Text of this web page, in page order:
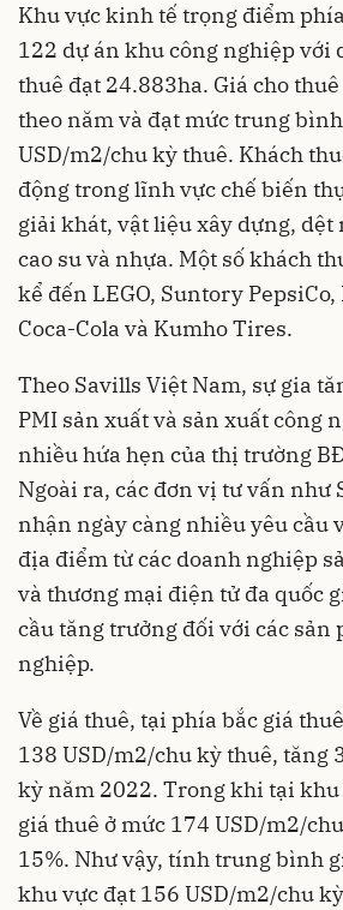
Khu vực kinh tế trọng điểm
122 dự án khu công nghiệp với
thuê đạt 24.883ha. Giá cho
theo năm và đạt mức trung
USD/m2/chu kỳ thuê. Khách
động trong lĩnh vực chế biến
giải khát, vật liệu xây dựng, dệt
cao su và nhựa. Một số khách
kể đến LEGO, Suntory
Coca-Cola và Kumho Tires.
Theo Savills Việt Nam, sự gia
PMI sản xuất và sản xuất công
nhiều hứa hẹn của thị trường
Ngoài ra, các đơn vị tư vấn như
nhận ngày càng nhiều yêu cầu
địa điểm từ các doanh nghiệp
và thương mại điện tử đa quốc
cầu tăng trưởng đối với các sản
nghiệp.
Về giá thuê, tại phía bắc giá
138 USD/m2/chu kỳ thuê, tăng
kỳ năm 2022. Trong khi tại
giá thuê ở mức 174 USD/m2/
15%. Như vậy, tính trung bình
khu vực đạt 156 USD/m2/chu